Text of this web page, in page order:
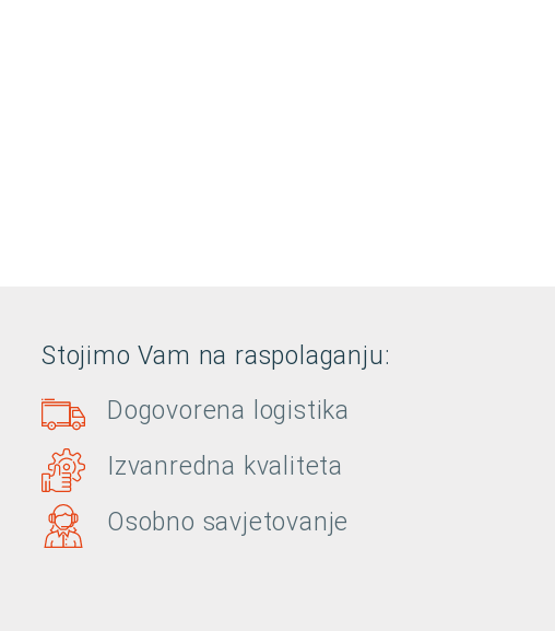
Stojimo Vam na raspolaganju:
Dogovorena logistika
Izvanredna kvaliteta
Osobno savjetovanje